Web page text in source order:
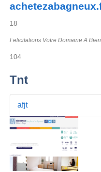
18
Felicitations Votre Domaine A
104
Tnt
afjt